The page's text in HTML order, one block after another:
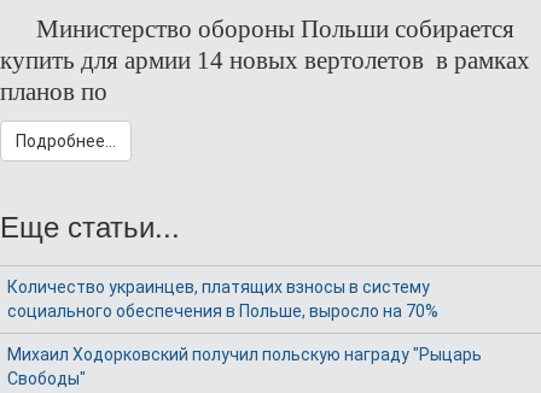
Министерство обороны Польши собирается
купить для армии 14 новых вертолетов в рамках
планов по
Подробнее...
Еще статьи...
Количество украинцев, платящих взносы в систему
социального обеспечения в Польше, выросло на 70%
Михаил Ходорковский получил польскую награду "Рыцарь
Свободы"